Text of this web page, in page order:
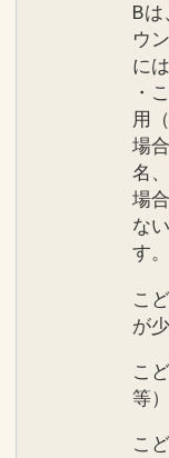
Bは
ウ
に
・
用
場
名
場
な
す。
こ
が
こ
等
こ